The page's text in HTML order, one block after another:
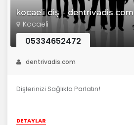
kocaeli diş - dentrivadis.com
Kocaeli
05334652472
dentrivadis.com
Dişlerinizi Sağlıkla Parlatın!
DETAYLAR